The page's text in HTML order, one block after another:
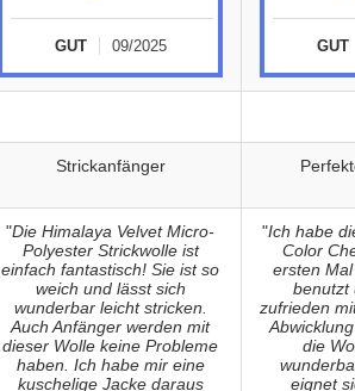
GUT 09/2025 GUT
Strickanfänger
"Die Himalaya Velvet Micro-
Polyester Strickwolle ist
einfach fantastisch! Sie ist so
weich und lässt sich
wunderbar leicht stricken.
Auch Anfänger werden mit
dieser Wolle keine Probleme
haben. Ich habe mir eine
kuschelige Jacke daraus
"Ich habe
Color
ersten
benutzt
zufrieden
die
eignet